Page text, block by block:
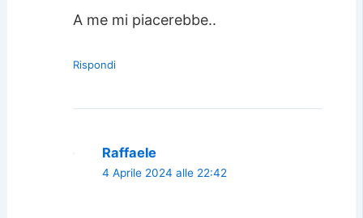
A me mi piacerebbe..
Rispondi
Raffaele
4 Aprile 2024 alle 22:42